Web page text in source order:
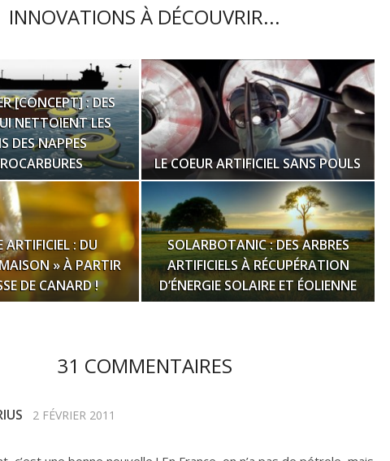
INNOVATIONS À DÉCOUVRIR...
[CONCEPT] : DES
NETTOIENT LES
DES NAPPES
LE COEUR ARTIFICIEL SANS POULS
ARTIFICIEL : DU
» À PARTIR
DE CANARD !
SOLARBOTANIC : DES ARBRES
ARTIFICIELS À RÉCUPÉRATION
D’ÉNERGIE SOLAIRE ET ÉOLIENNE
31 COMMENTAIRES
2 FÉVRIER 2011